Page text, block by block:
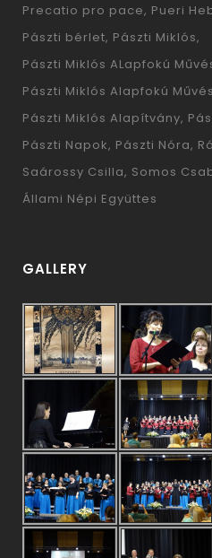
Precatio pro pace Pueri
Pászti bérlet Pászti Miklós
Pászti Miklós ALapfokú
Pászti Miklós Alapfokú
Pászti Miklós Alapítvány
Pászti Napok Pászti Nóra
Saárossy Csilla Somos
Állami Népi Együttes
GALLERY